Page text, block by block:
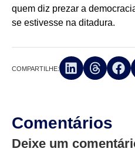
quem diz prezar a
se estivesse na ditadura.
COMPARTILHE:
Comentários
Deixe um